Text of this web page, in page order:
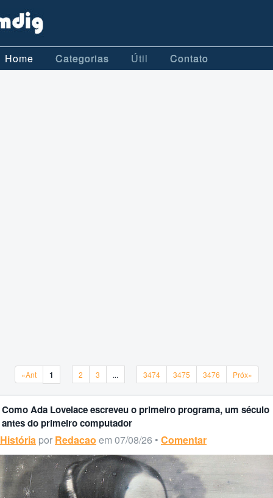
Home Categorias Útil Contato
«Ant«Ant1 22 33 ... 347434743475347534763476Próx»Próx»
Como Ada Lovelace escreveu o primeiro programa, um século
antes do primeiro computador
História por Redacao em 07/08/26 • Comentar